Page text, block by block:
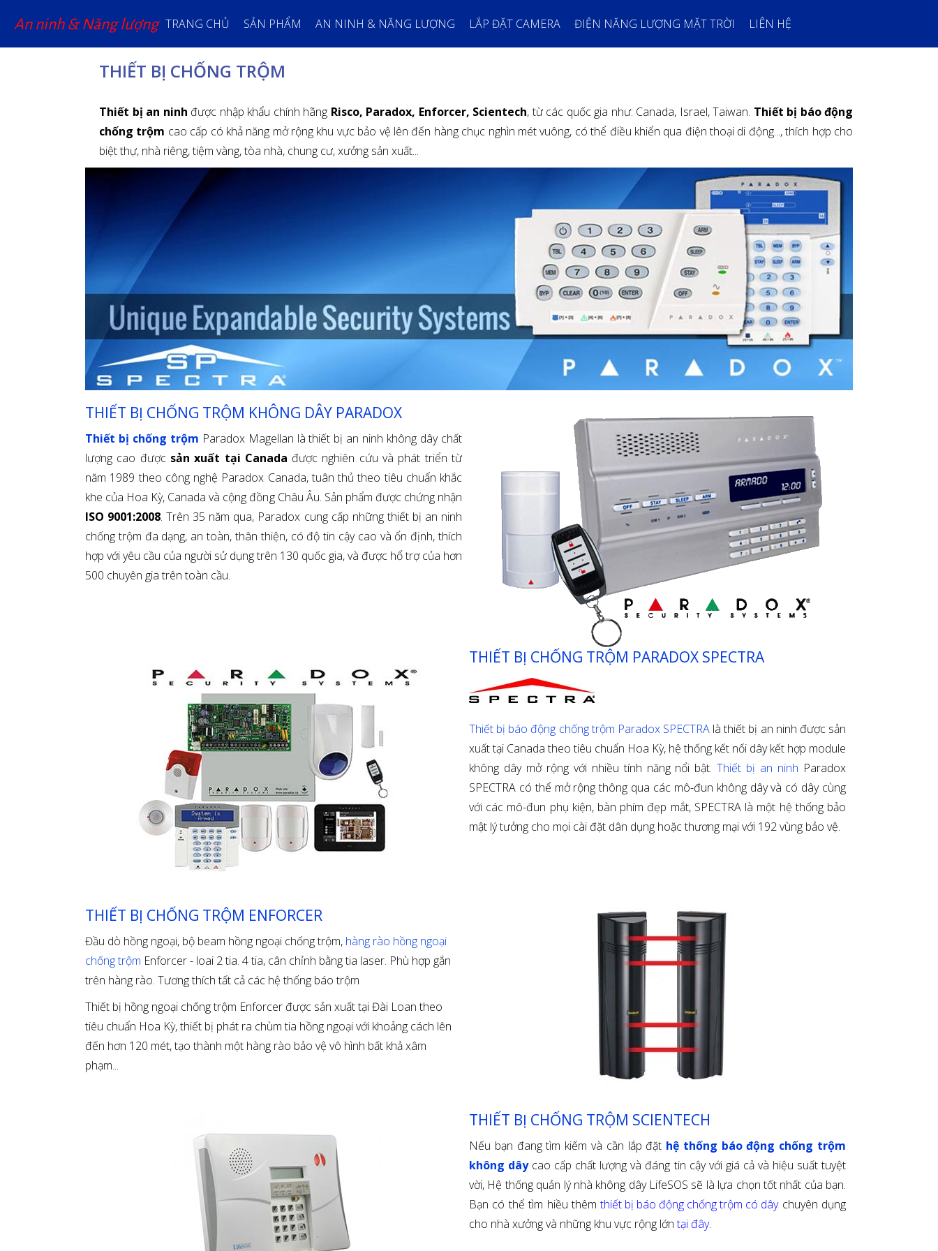
An ninh & Năng lượng TRANG CHỦ SẢN PHẨM AN NINH & NĂNG LƯỢNG LẮP ĐẶT CAMERA ĐIỆN NĂNG LƯỢNG MẶT TRỜI LIÊN HỆ
THIẾT BỊ CHỐNG TRỘM
Thiết bị an ninh được nhập khẩu chính hãng Risco, Paradox, Enforcer, Scientech, từ các quốc gia như: Canada, Israel, Taiwan. Thiết bị báo động
chống trộm cao cấp có khả năng mở rộng khu vực bảo vệ lên đến hàng chục nghìn mét vuông, có thể điều khiển qua điện thoại di động..., thích hợp cho
biệt thự, nhà riêng, tiệm vàng, tòa nhà, chung cư, xưởng sản xuất...
THIẾT BỊ CHỐNG TRỘM KHÔNG DÂY PARADOX
Thiết bị chống trộm Paradox Magellan là thiết bị an ninh không dây chất
lượng cao được sản xuất tại Canada được nghiên cứu và phát triển từ
năm 1989 theo công nghệ Paradox Canada, tuân thủ theo tiêu chuẩn khắc
khe của Hoa Kỳ, Canada và cộng đồng Châu Âu. Sản phẩm được chứng nhận
ISO 9001:2008. Trên 35 năm qua, Paradox cung cấp những thiết bị an ninh
chống trộm đa dạng, an toàn, thân thiện, có độ tin cậy cao và ổn định, thích
hợp với yêu cầu của người sử dụng trên 130 quốc gia, và được hổ trợ của hơn
500 chuyên gia trên toàn cầu.
THIẾT BỊ CHỐNG TRỘM PARADOX SPECTRA
Thiết bị báo động chống trộm Paradox SPECTRA là thiết bị an ninh được sản
xuất tại Canada theo tiêu chuẩn Hoa Kỳ, hệ thống kết nối dây kết hợp module
không dây mở rộng với nhiều tính năng nổi bật.Thiết bị an ninh Paradox
SPECTRA có thể mở rộng thông qua các mô-đun không dây và có dây cùng
với các mô-đun phụ kiện, bàn phím đẹp mắt, SPECTRA là một hệ thống bảo
mật lý tưởng cho mọi cài đặt dân dụng hoặc thương mại với 192 vùng bảo vệ.
THIẾT BỊ CHỐNG TRỘM ENFORCER
Đầu dò hồng ngoại, bộ beam hồng ngoại chống trộm, hàng rào hồng ngoại
chống trộm Enforcer - loai 2 tia. 4 tia, cân chỉnh bằng tia laser. Phù hợp gắn
trên hàng rào. Tương thích tất cả các hệ thống báo trộm
Thiết bị hồng ngoại chống trộm Enforcer được sản xuất tại Đài Loan theo
tiêu chuẩn Hoa Kỳ, thiết bị phát ra chùm tia hồng ngoại với khoảng cách lên
đến hơn 120 mét, tạo thành một hàng rào bảo vệ vô hình bất khả xâm
phạm...
THIẾT BỊ CHỐNG TRỘM SCIENTECH
Nếu bạn đang tìm kiếm và cần lắp đặt hệ thống báo động chống trộm
không dây cao cấp chất lượng và đáng tin cậy với giá cả và hiệu suất tuyệt
vời, Hệ thống quản lý nhà không dây LifeSOS sẽ là lựa chọn tốt nhất của bạn.
Bạn có thể tìm hiều thêmthiết bị báo động chống trộm có dâychuyên dụng
cho nhà xưởng và những khu vực rộng lớntại đây.